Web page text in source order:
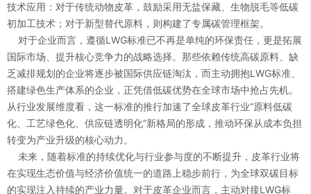
技术应用：对于传统动物皮革，鼓励采用无盐保藏、生物脱毛等低碳
初加工技术；对于新型替代原料，则构建了专属碳管理框架。
对于企业而言，遵循LWG标准已不再是单纯的环保责任，更是拓展
国际市场、提升核心竞争力的战略选择。那些依赖传统高碳原料、缺
乏减排规划的企业将逐步被国际供应链淘汰，而主动拥抱LWG标准、
搭建绿色生产体系的企业，正凭借低碳优势在全球市场中抢占先机。
从行业发展维度看，这一标准的推行加速了全球皮革行业“原料低碳
化、工艺绿色化、供应链透明化”新格局的形成，推动环保从成本负担
转变为产业升级的核心动力。
未来，随着标准的持续优化与行业参与度的不断提升，皮革行业将
在实现生态价值与经济价值统一的道路上稳步前行，为全球双碳目标
的实现注入持续的产业力量。对于皮革企业而言，主动对接LWG标
2
3
4
5
3
4
5
6
0
1